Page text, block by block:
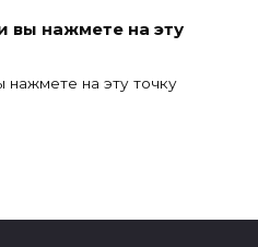
вы нажмете на эту
нажмете на эту точку